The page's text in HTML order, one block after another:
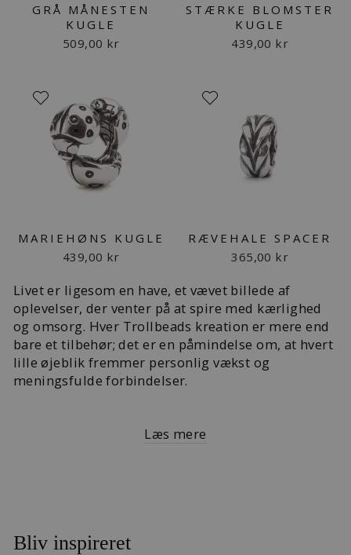
GRÅ MÅNESTEN
KUGLE
509,00 kr
STÆRKE BLOMSTER
KUGLE
439,00 kr
MARIEHØNS KUGLE
439,00 kr
RÆVEHALE SPACER
365,00 kr
Livet er ligesom en have, et vævet billede af
oplevelser, der venter på at spire med kærlighed
og omsorg. Hver Trollbeads kreation er mere end
bare et tilbehør; det er en påmindelse om, at hvert
lille øjeblik fremmer personlig vækst og
meningsfulde forbindelser.
Læs mere
Bliv inspireret